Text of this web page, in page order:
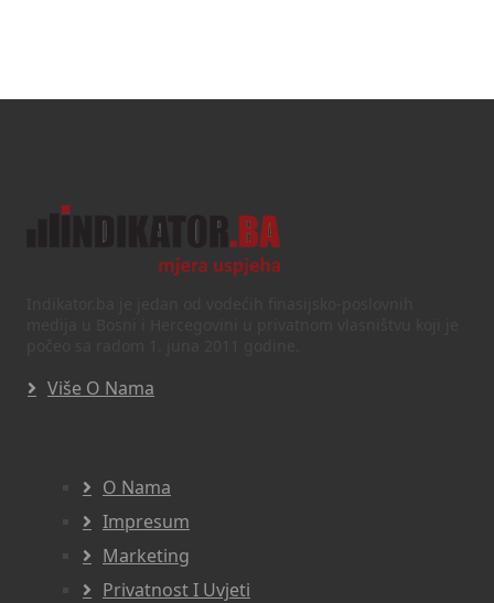
Više O Nama
O Nama
Impresum
Marketing
Privatnost I Uvjeti